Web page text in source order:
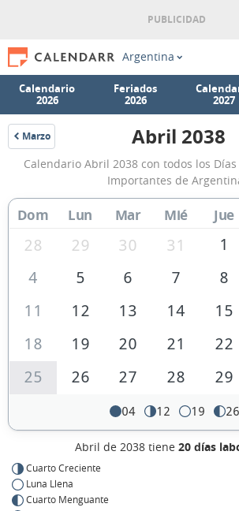
Argentina
Calendario
2026
Feriados
2026
2027
Marzo
2038
Abril
2038
de
Abril 2038
Calendario Abril 2038 con todos los Días
Importantes de
Dom Lun Mar Mié Jue
28 29 30 31 1
4
5 6 7 8
11
12 13 14 15
18
19 20 21 22
25
26 27 28 29
04 12 19 26
Abril de 2038 tiene 20 días
Cuarto Creciente
Luna Llena
Cuarto Menguante